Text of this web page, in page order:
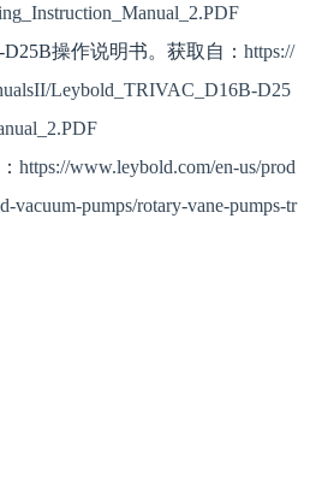
操作说明书。获取自： https://
Leybold_TRIVAC_D16B-D25
https://www.leybold.com/en-us/prod
vacuum-pumps/rotary-vane-pumps-tr